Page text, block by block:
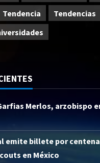
Tendencia
Tendencias
Merlos, arzobispo
emite billete por
en México